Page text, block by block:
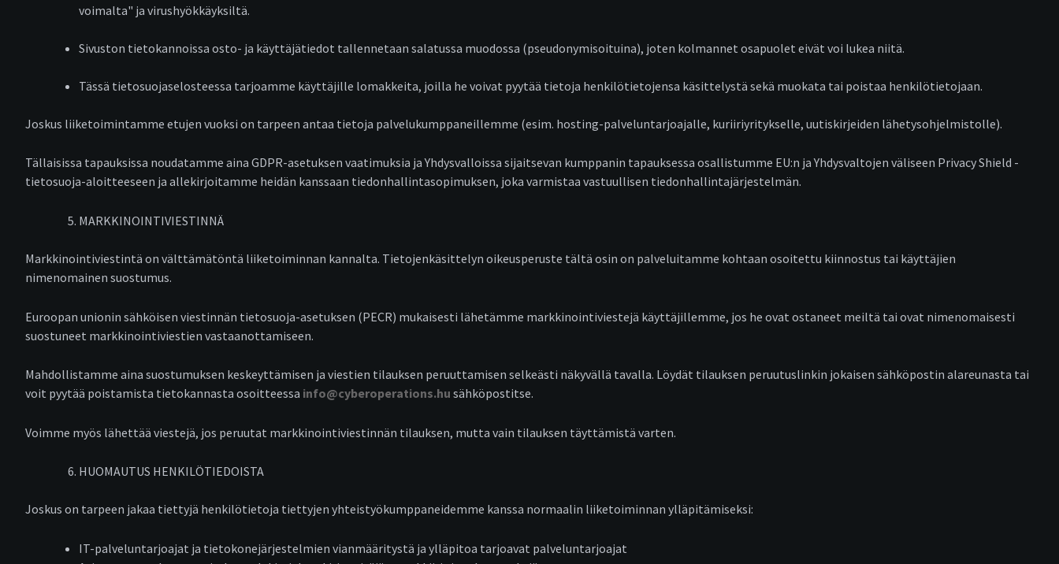
voimalta" ja virushyökkäyksiltä.
Sivuston tietokannoissa osto- ja käyttäjätiedot tallennetaan salatussa muodossa (pseudonymisoituina), joten kolmannet osapuolet eivät voi lukea niitä.
Tässä tietosuojaselosteessa tarjoamme käyttäjille lomakkeita, joilla he voivat pyytää tietoja henkilötietojensa käsittelystä sekä muokata tai poistaa henkilötietojaan.
Joskus liiketoimintamme etujen vuoksi on tarpeen antaa tietoja palvelukumppaneillemme (esim. hosting-palveluntarjoajalle, kuriiriyritykselle, uutiskirjeiden lähetysohjelmistolle).
Tällaisissa tapauksissa noudatamme aina GDPR-asetuksen vaatimuksia ja Yhdysvalloissa sijaitsevan kumppanin tapauksessa osallistumme EU:n ja Yhdysvaltojen väliseen Privacy Shield -
tietosuoja-aloitteeseen ja allekirjoitamme heidän kanssaan tiedonhallintasopimuksen, joka varmistaa vastuullisen tiedonhallintajärjestelmän.
MARKKINOINTIVIESTINNÄ
Markkinointiviestintä on välttämätöntä liiketoiminnan kannalta. Tietojenkäsittelyn oikeusperuste tältä osin on palveluitamme kohtaan osoitettu kiinnostus tai käyttäjien
nimenomainen suostumus.
Euroopan unionin sähköisen viestinnän tietosuoja-asetuksen (PECR) mukaisesti lähetämme markkinointiviestejä käyttäjillemme, jos he ovat ostaneet meiltä tai ovat nimenomaisesti
suostuneet markkinointiviestien vastaanottamiseen.
Mahdollistamme aina suostumuksen keskeyttämisen ja viestien tilauksen peruuttamisen selkeästi näkyvällä tavalla. Löydät tilauksen peruutuslinkin jokaisen sähköpostin alareunasta tai
voit pyytää poistamista tietokannasta osoitteessa info@cyberoperations.hu sähköpostitse.
Voimme myös lähettää viestejä, jos peruutat markkinointiviestinnän tilauksen, mutta vain tilauksen täyttämistä varten.
HUOMAUTUS HENKILÖTIEDOISTA
Joskus on tarpeen jakaa tiettyjä henkilötietoja tiettyjen yhteistyökumppaneidemme kanssa normaalin liiketoiminnan ylläpitämiseksi:
IT-palveluntarjoajat ja tietokonejärjestelmien vianmääritystä ja ylläpitoa tarjoavat palveluntarjoajat